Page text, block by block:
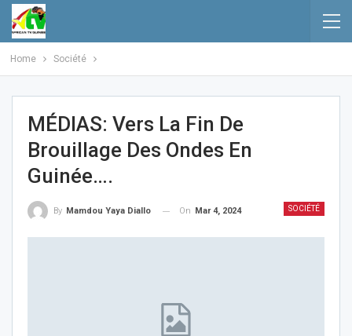
Home Société
MÉDIAS: Vers La Fin De
Brouillage Des Ondes En
Guinée….
SOCIÉTÉ
By Mamdou Yaya Diallo On Mar 4, 2024